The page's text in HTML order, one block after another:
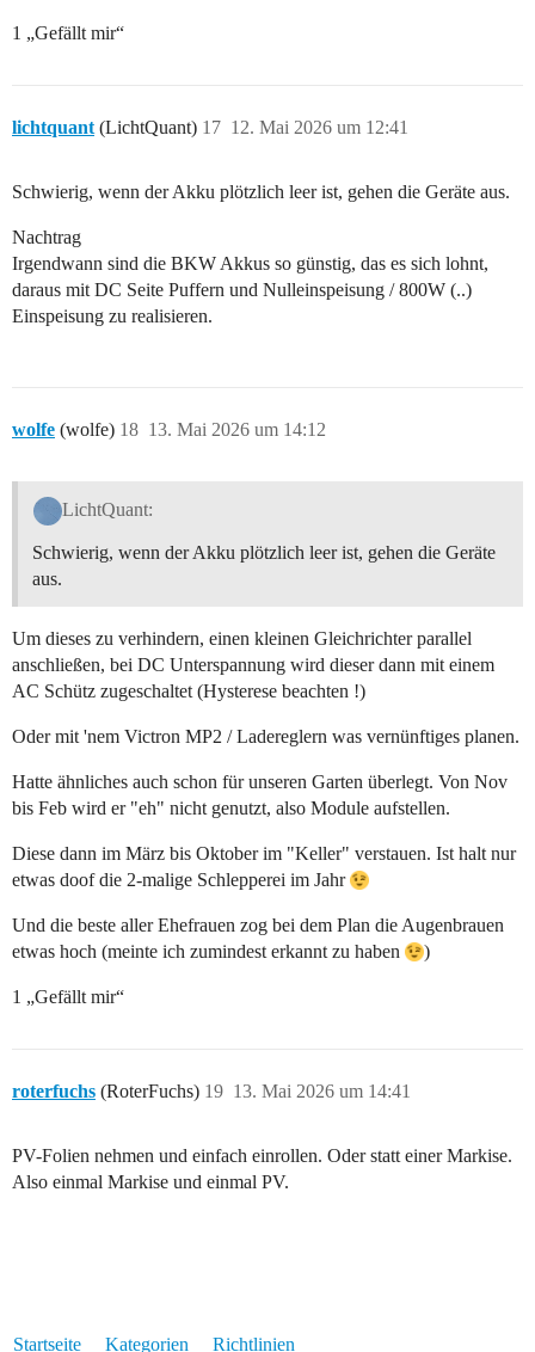
1 „Gefällt mir“
lichtquant (LichtQuant) 12. Mai 2026 um 12:41
17
Schwierig, wenn der Akku plötzlich leer ist, gehen die Geräte aus.
Nachtrag
Irgendwann sind die BKW Akkus so günstig, das es sich lohnt,
daraus mit DC Seite Puffern und Nulleinspeisung / 800W (..)
Einspeisung zu realisieren.
wolfe (wolfe) 13. Mai 2026 um 14:12
18
LichtQuant:
Schwierig, wenn der Akku plötzlich leer ist, gehen die Geräte
aus.
Um dieses zu verhindern, einen kleinen Gleichrichter parallel
anschließen, bei DC Unterspannung wird dieser dann mit einem
AC Schütz zugeschaltet (Hysterese beachten !)
Oder mit 'nem Victron MP2 / Ladereglern was vernünftiges planen.
Hatte ähnliches auch schon für unseren Garten überlegt. Von Nov
bis Feb wird er "eh" nicht genutzt, also Module aufstellen.
Diese dann im März bis Oktober im "Keller" verstauen. Ist halt nur
etwas doof die 2-malige Schlepperei im Jahr
Und die beste aller Ehefrauen zog bei dem Plan die Augenbrauen
etwas hoch (meinte ich zumindest erkannt zu haben
)
1 „Gefällt mir“
roterfuchs (RoterFuchs) 13. Mai 2026 um 14:41
19
PV-Folien nehmen und einfach einrollen. Oder statt einer Markise.
Also einmal Markise und einmal PV.
Startseite Kategorien Richtlinien